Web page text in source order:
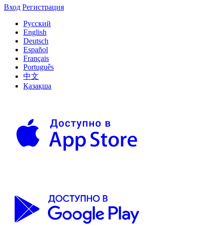
Вход Регистрация
Русский
English
Deutsch
Español
Français
Português
中文
Қазақша